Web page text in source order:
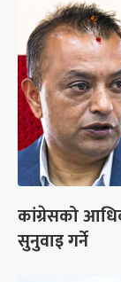
कांग्रेसको
सुनुवाइ गर्ने